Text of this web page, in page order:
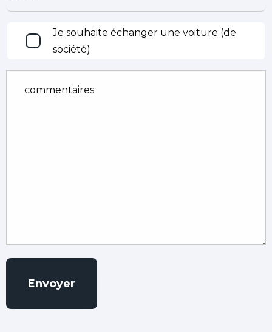
ÉchangerJe souhaite échanger une voiture (de
société)
commentaires